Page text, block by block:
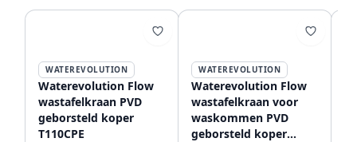
WATEREVOLUTION
Waterevolution Flow
wastafelkraan PVD
geborsteld koper
T110CPE
WATEREVOLUTION
Waterevolution Flow
wastafelkraan voor
waskommen PVD
geborsteld koper